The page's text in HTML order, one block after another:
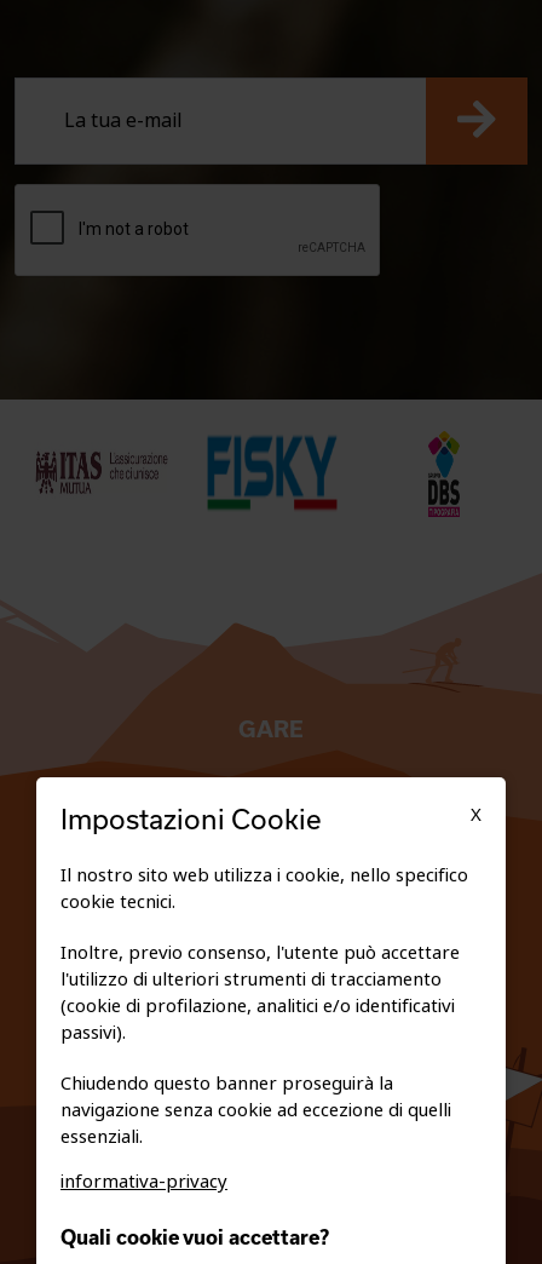
GARE
PRIVACY E COOKIE POLICY
info@fiso.it|fiso@pec-mail.eu
X
Impostazioni Cookie
Il nostro sito web utilizza i cookie, nello specifico
cookie tecnici.
Inoltre, previo consenso, l'utente può accettare
l'utilizzo di ulteriori strumenti di tracciamento
(cookie di profilazione, analitici e/o identificativi
passivi).
Chiudendo questo banner proseguirà la
navigazione senza cookie ad eccezione di quelli
essenziali.
informativa-privacy
Quali cookie vuoi accettare?